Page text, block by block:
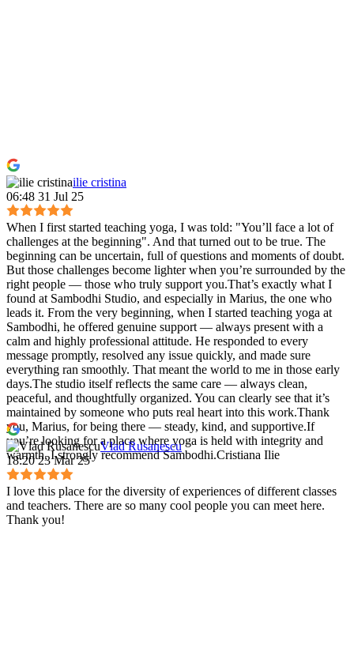
ilie cristina
06:48 31 Jul 25
When I first started teaching yoga, I was told: "You’ll face a lot of
challenges at the beginning". And that turned out to be true. The
beginning can be uncertain, full of questions and moments of doubt.
But those challenges become lighter when you’re surrounded by the
right people — those who truly support you.That’s exactly what I
found at Sambodhi Studio, and especially in Marius, the one who
leads it. From the very beginning, when I started teaching yoga at
Sambodhi, he offered genuine support — always present with a
calm and highly professional attitude. He responded to every
message promptly, resolved any issue quickly, and made sure
everything ran smoothly. That meant the world to me in those early
days.The studio itself reflects the same care — always clean,
peaceful, and thoughtfully organized. You can clearly see that it’s
maintained by someone who puts real heart into this work.Thank
you, Marius, for being there — steady, kind, and supportive.If
you’re looking for a place where yoga is held with integrity and
warmth, I strongly recommend Sambodhi.Cristiana Ilie
Vlad Rusanescu
18:20 23 Mar 25
I love this place for the diversity of experiences of different classes
and teachers. There are so many cool people you can meet here.
Thank you!